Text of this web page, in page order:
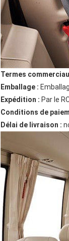
Termes
Emballage :
Expédition : Par le
Conditions de
Délai de livraison :